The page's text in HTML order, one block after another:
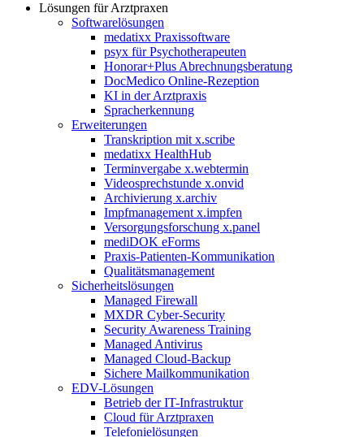
Lösungen für Arztpraxen
Softwarelösungen
medatixx Praxissoftware
psyx für Psychotherapeuten
Honorar+Plus Abrechnungsberatung
DocMedico Online-Rezeption
KI in der Arztpraxis
Spracherkennung
Erweiterungen
Transkription mit x.scribe
medatixx HealthHub
Terminvergabe x.webtermin
Videosprechstunde x.onvid
Archivierung x.archiv
Impfmanagement x.impfen
Versorgungsforschung x.panel
mediDOK eForms
Praxis-Patienten-Kommunikation
Qualitätsmanagement
Sicherheitslösungen
Managed Firewall
MXDR Cyber-Security
Security Awareness Training
Managed Antivirus
Managed Cloud-Backup
Sichere Mailkommunikation
EDV-Lösungen
Betrieb der IT-Infrastruktur
Cloud für Arztpraxen
Telefonielösungen